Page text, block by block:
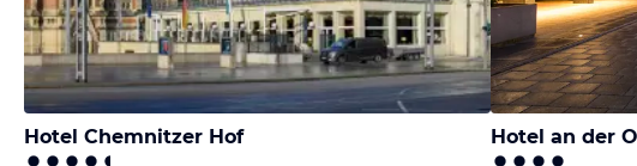
Hotel Chemnitzer Hof Hotel an der